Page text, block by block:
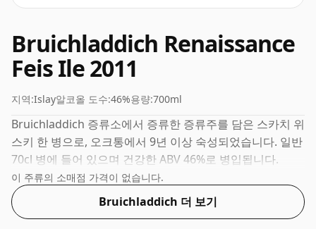
Bruichladdich Renaissance
Feis Ile 2011
지역:Islay알코올 도수:46%용량:700ml
Bruichladdich 증류소에서 증류한 증류주를 담은 스카치 위
스키 한 병으로, 오크통에서 9년 이상 숙성되었습니다. 일반
70cl 병에 들어 있으며 건강한 ABV 46%로 병입됩니다.
이 주류의 소매점 가격이 없습니다.
Bruichladdich 더 보기